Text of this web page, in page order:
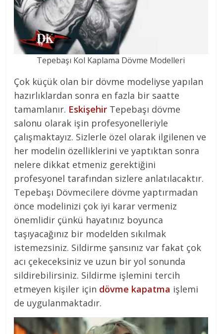
Tepebaşı Kol Kaplama Dövme Modelleri
Çok küçük olan bir dövme modeliyse yapılan
hazırlıklardan sonra en fazla bir saatte
tamamlanır. Eskişehir Tepebaşı dövme
salonu olarak işin profesyonelleriyle
çalışmaktayız. Sizlerle özel olarak ilgilenen ve
her modelin özelliklerini ve yaptıktan sonra
nelere dikkat etmeniz gerektiğini
profesyonel tarafından sizlere anlatılacaktır.
Tepebaşı Dövmecilere dövme yaptırmadan
önce modelinizi çok iyi karar vermeniz
önemlidir çünkü hayatınız boyunca
taşıyacağınız bir modelden sıkılmak
istemezsiniz. Sildirme şansınız var fakat çok
acı çekeceksiniz ve uzun bir yol sonunda
sildirebilirsiniz. Sildirme işlemini tercih
etmeyen kişiler için dövme kapatma işlemi
de uygulanmaktadır.